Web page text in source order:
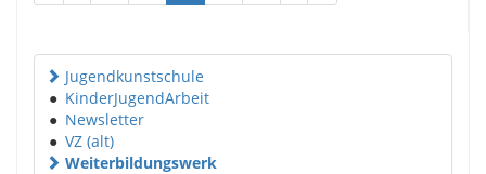
Jugendkunstschule
● KinderJugendArbeit
● Newsletter
● VZ (alt)
Weiterbildungswerk